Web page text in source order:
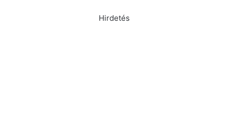
Hirdetés